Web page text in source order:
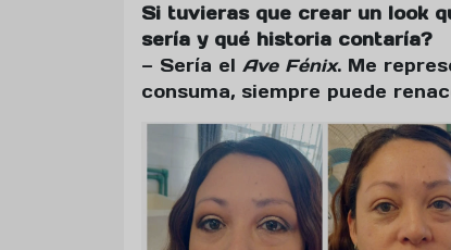
Si tuvieras que crear un look
sería y qué historia contaría?
— Sería el Ave Fénix. Me
consuma, siempre puede